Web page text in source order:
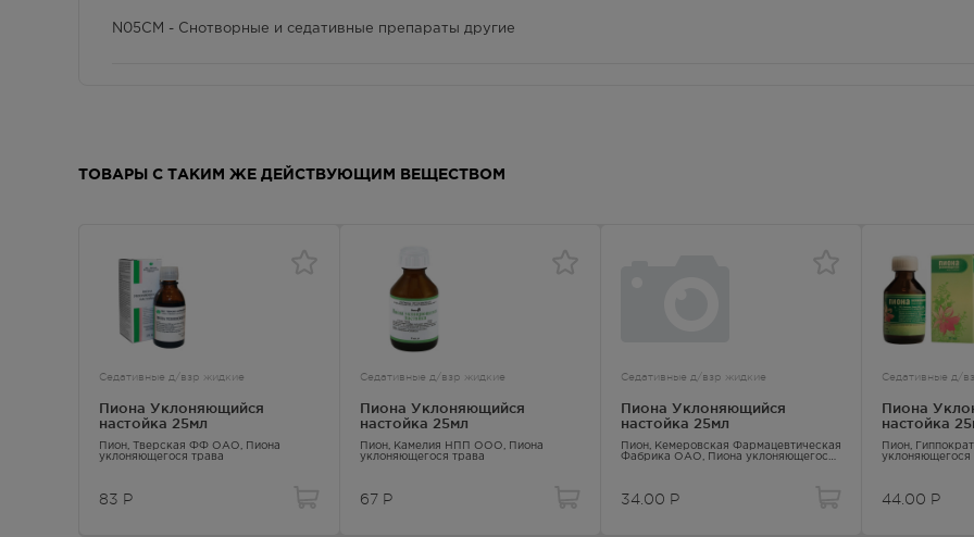
N05CM - Снотворные и седативные препараты другие
Условия отпуска
Отпускают без рецепта.
Показания к применению
ТОВАРЫ С ТАКИМ ЖЕ ДЕЙСТВУЮЩИМ ВЕЩЕСТВОМ
Седативные д/взр жидкие
Пиона Уклоняющийся
настойка 25мл
Пион , Тверская ФФ ОАО,
Пиона
уклоняющегося трава
83 Р
Седативные д/взр жидкие
Пиона Уклоняющийся
настойка 25мл
Пион , Камелия НПП ООО,
Пиона
уклоняющегося трава
67 Р
Седативные д/взр жидкие
Пиона Уклоняющийся
настойка 25мл
Пион , Кемеровская Фармацевтическая
Фабрика ОАО,
Пиона уклоняющегося
34.00 Р
Седативные д/
Пиона
настойка
Пион ,
уклоняющегося
44.00 Р